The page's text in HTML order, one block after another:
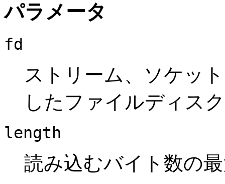
パラメータ
fd
ストリーム、ソケッ
したファイルディス
length
読み込むバイト数の